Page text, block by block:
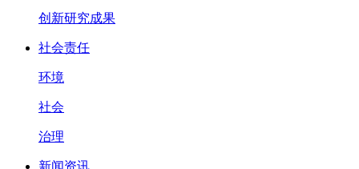
创新研究成果
社会责任
环境
社会
治理
新闻资讯